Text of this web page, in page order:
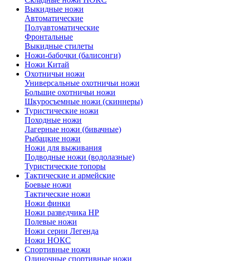
Выкидные ножи
Автоматические
Полуавтоматические
Фронтальные
Выкидные стилеты
Ножи-бабочки (балисонги)
Ножи Китай
Охотничьи ножи
Универсальные охотничьи ножи
Большие охотничьи ножи
Шкуросъемные ножи (скиннеры)
Туристические ножи
Походные ножи
Лагерные ножи (бивачные)
Рыбацкие ножи
Ножи для выживания
Подводные ножи (водолазные)
Туристические топоры
Тактические и армейские
Боевые ножи
Тактические ножи
Ножи финки
Ножи разведчика НР
Полевые ножи
Ножи серии Легенда
Ножи НОКС
Спортивные ножи
Одиночные спортивные ножи